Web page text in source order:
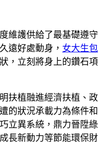
維護供給了最基礎遵
遠好處動身， 女大生
立刻將身上的鑽石
扶植融進經濟扶植、
的狀況承載力為條件
立異系統，鼎力晉陞
長新動力等節能環保